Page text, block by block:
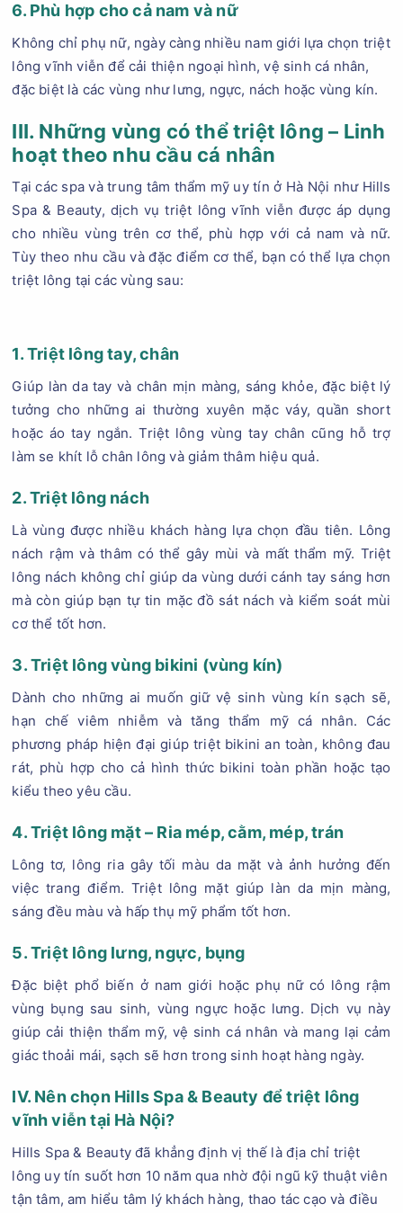
6. Phù hợp cho cả nam và nữ
Không chỉ phụ nữ, ngày càng nhiều nam giới lựa chọn triệt
lông vĩnh viễn để cải thiện ngoại hình, vệ sinh cá nhân,
đặc biệt là các vùng như lưng, ngực, nách hoặc vùng kín.
III. Những vùng có thể triệt lông – Linh
hoạt theo nhu cầu cá nhân
Tại các spa và trung tâm thẩm mỹ uy tín ở Hà Nội như Hills
Spa & Beauty, dịch vụ triệt lông vĩnh viễn được áp dụng
cho nhiều vùng trên cơ thể, phù hợp với cả nam và nữ.
Tùy theo nhu cầu và đặc điểm cơ thể, bạn có thể lựa chọn
triệt lông tại các vùng sau:
1. Triệt lông tay, chân
Giúp làn da tay và chân mịn màng, sáng khỏe, đặc biệt lý
tưởng cho những ai thường xuyên mặc váy, quần short
hoặc áo tay ngắn. Triệt lông vùng tay chân cũng hỗ trợ
làm se khít lỗ chân lông và giảm thâm hiệu quả.
2. Triệt lông nách
Là vùng được nhiều khách hàng lựa chọn đầu tiên. Lông
nách rậm và thâm có thể gây mùi và mất thẩm mỹ. Triệt
lông nách không chỉ giúp da vùng dưới cánh tay sáng hơn
mà còn giúp bạn tự tin mặc đồ sát nách và kiểm soát mùi
cơ thể tốt hơn.
3. Triệt lông vùng bikini (vùng kín)
Dành cho những ai muốn giữ vệ sinh vùng kín sạch sẽ,
hạn chế viêm nhiễm và tăng thẩm mỹ cá nhân. Các
phương pháp hiện đại giúp triệt bikini an toàn, không đau
rát, phù hợp cho cả hình thức bikini toàn phần hoặc tạo
kiểu theo yêu cầu.
4. Triệt lông mặt – Ria mép, cằm, mép, trán
Lông tơ, lông ria gây tối màu da mặt và ảnh hưởng đến
việc trang điểm. Triệt lông mặt giúp làn da mịn màng,
sáng đều màu và hấp thụ mỹ phẩm tốt hơn.
5. Triệt lông lưng, ngực, bụng
Đặc biệt phổ biến ở nam giới hoặc phụ nữ có lông rậm
vùng bụng sau sinh, vùng ngực hoặc lưng. Dịch vụ này
giúp cải thiện thẩm mỹ, vệ sinh cá nhân và mang lại cảm
giác thoải mái, sạch sẽ hơn trong sinh hoạt hàng ngày.
IV. Nên chọn Hills Spa & Beauty để triệt lông
vĩnh viễn tại Hà Nội?
Hills Spa & Beauty đã khẳng định vị thế là địa chỉ triệt
lông uy tín suốt hơn 10 năm qua nhờ đội ngũ kỹ thuật viên
tận tâm, am hiểu tâm lý khách hàng, thao tác cạo và điều